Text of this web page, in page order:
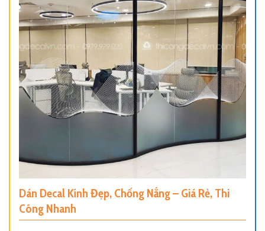
Dán Decal Kính Đẹp, Chống Nắng – Giá Rẻ, Thi
Công Nhanh